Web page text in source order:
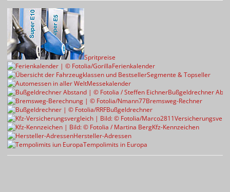
Spritpreise
Ferienkalender
Segmente & Topseller
Messekalender
Bußgeldrechner
Bremsweg-Rechner
Bußgeldrechner
Kfz-Kennzeichen
Hersteller-Adressen
Tempolimits in Europa